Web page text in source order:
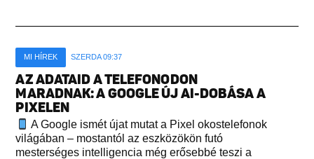
MI HÍREK SZERDA 09:37
AZ ADATAID A TELEFONODON
MARADNAK: A GOOGLE ÚJ AI-DOBÁSA A
PIXELEN
A Google ismét újat mutat a Pixel okostelefonok
világában – mostantól az eszközökön futó
mesterséges intelligencia még erősebbé teszi a